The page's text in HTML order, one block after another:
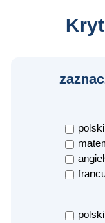
polski
polski